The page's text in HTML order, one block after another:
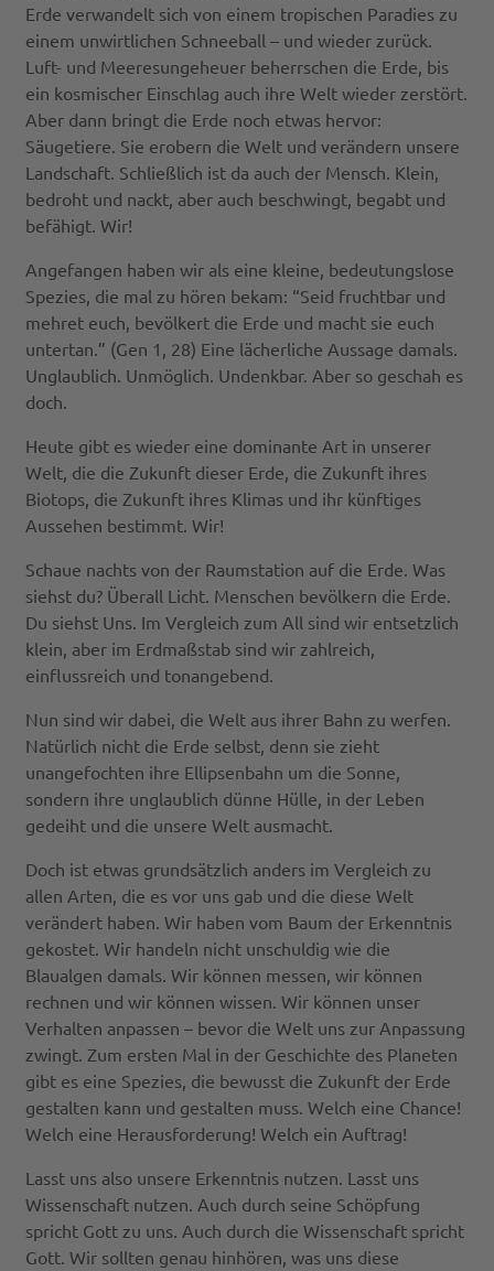
Erde verwandelt sich von einem tropischen Paradies zu
einem unwirtlichen Schneeball – und wieder zurück.
Luft- und Meeresungeheuer beherrschen die Erde, bis
ein kosmischer Einschlag auch ihre Welt wieder zerstört.
Aber dann bringt die Erde noch etwas hervor:
Säugetiere. Sie erobern die Welt und verändern unsere
Landschaft. Schließlich ist da auch der Mensch. Klein,
bedroht und nackt, aber auch beschwingt, begabt und
befähigt. Wir!
Angefangen haben wir als eine kleine, bedeutungslose
Spezies, die mal zu hören bekam: “Seid fruchtbar und
mehret euch, bevölkert die Erde und macht sie euch
untertan.” (Gen 1, 28) Eine lächerliche Aussage damals.
Unglaublich. Unmöglich. Undenkbar. Aber so geschah es
doch.
Heute gibt es wieder eine dominante Art in unserer
Welt, die die Zukunft dieser Erde, die Zukunft ihres
Biotops, die Zukunft ihres Klimas und ihr künftiges
Aussehen bestimmt. Wir!
Schaue nachts von der Raumstation auf die Erde. Was
siehst du? Überall Licht. Menschen bevölkern die Erde.
Du siehst Uns. Im Vergleich zum All sind wir entsetzlich
klein, aber im Erdmaßstab sind wir zahlreich,
einflussreich und tonangebend.
Nun sind wir dabei, die Welt aus ihrer Bahn zu werfen.
Natürlich nicht die Erde selbst, denn sie zieht
unangefochten ihre Ellipsenbahn um die Sonne,
sondern ihre unglaublich dünne Hülle, in der Leben
gedeiht und die unsere Welt ausmacht.
Doch ist etwas grundsätzlich anders im Vergleich zu
allen Arten, die es vor uns gab und die diese Welt
verändert haben. Wir haben vom Baum der Erkenntnis
gekostet. Wir handeln nicht unschuldig wie die
Blaualgen damals. Wir können messen, wir können
rechnen und wir können wissen. Wir können unser
Verhalten anpassen – bevor die Welt uns zur Anpassung
zwingt. Zum ersten Mal in der Geschichte des Planeten
gibt es eine Spezies, die bewusst die Zukunft der Erde
gestalten kann und gestalten muss. Welch eine Chance!
Welch eine Herausforderung! Welch ein Auftrag!
Lasst uns also unsere Erkenntnis nutzen. Lasst uns
Wissenschaft nutzen. Auch durch seine Schöpfung
spricht Gott zu uns. Auch durch die Wissenschaft spricht
Gott. Wir sollten genau hinhören, was uns diese